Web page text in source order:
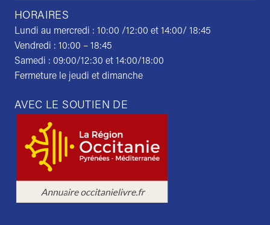
HORAIRES
Lundi au mercredi : 10:00 /12:00 et 14:00/ 18:45
Vendredi : 10:00 – 18:45
Samedi : 09:00/12:30 et 14:00/18:00
Fermeture le jeudi et dimanche
AVEC LE SOUTIEN DE